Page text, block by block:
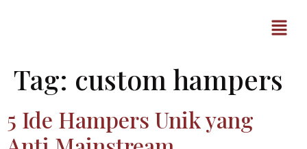
Tag: custom hampers
5 Ide Hampers Unik yang